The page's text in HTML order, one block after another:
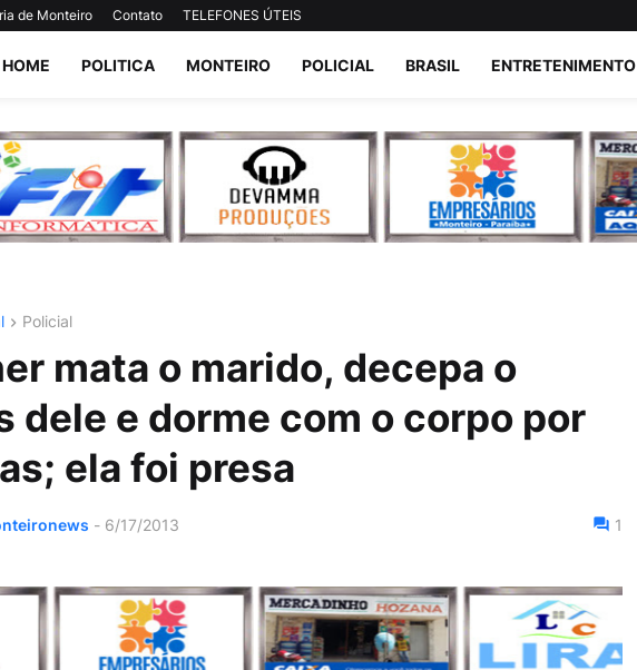
de Monteiro Contato TELEFONES ÚTEIS
HOME POLITICA MONTEIRO POLICIAL BRASIL ENTRETENIMENTO
Policial
mata o marido, decepa o
dele e dorme com o corpo por
ela foi presa
- 6/17/2013 1